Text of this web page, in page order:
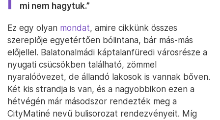
mi nem hagytuk.”
Ez egy olyan mondat, amire cikkünk összes
szereplője egyetértően bólintana, bár más-más
előjellel. Balatonalmádi káptalanfüredi városrésze a
nyugati csücsökben található, zömmel
nyaralóövezet, de állandó lakosok is vannak bőven.
Két kis strandja is van, és a nagyobbikon ezen a
hétvégén már másodszor rendezték meg a
CityMatiné nevű bulisorozat rendezvényeit. Míg